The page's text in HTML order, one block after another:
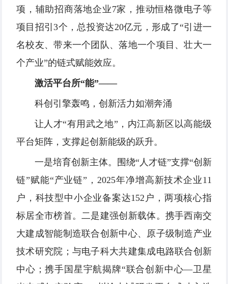
项，辅助招商落地企业7家，推动恒格微电子等
项目招引3个，总投资达20亿元，形成了“引进一
名校友、带来一个团队、落地一个项目、壮大一
个产业”的链式赋能效应。
激活平台所“能”——
科创引擎轰鸣，创新活力如潮奔涌
让人才“有用武之地”，内江高新区以高能级
平台矩阵，支撑起创新能级的跃升。
一是培育创新主体。围绕“人才链”支撑“创新
链”赋能“产业链”，2025年净增高新技术企业11
户，科技型中小企业备案达152户，两项核心指
标居全市榜首。二是建强创新载体。携手西南交
大建成智能制造联合创新中心、原子级制造产业
技术研究院；与电子科大共建集成电路联合创新
中心；携手国星宇航揭牌“联合创新中心—卫星